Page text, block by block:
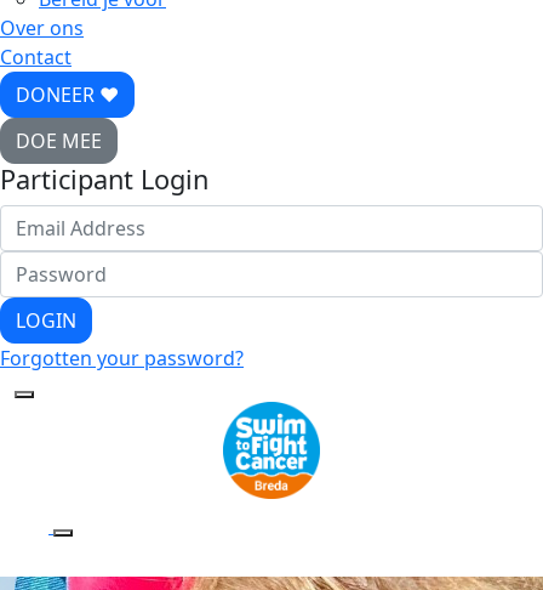
Over ons
Contact
DONEER ♥
DOE MEE
Participant Login
LOGIN
Forgotten your password?